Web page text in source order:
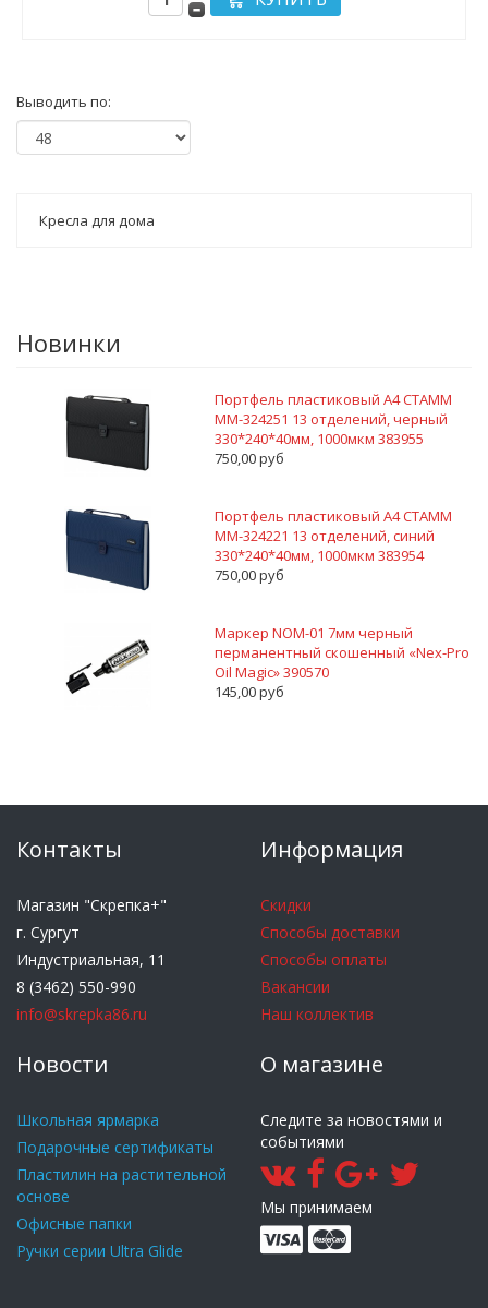
Выводить по:
Кресла для дома
Новинки
Портфель пластиковый А4 СТАММ
ММ-324251 13 отделений, черный
330*240*40мм, 1000мкм 383955
750,00 руб
Портфель пластиковый А4 СТАММ
ММ-324221 13 отделений, синий
330*240*40мм, 1000мкм 383954
750,00 руб
Маркер NOM-01 7мм черный
перманентный скошенный «Nex-Pro
Oil Magic» 390570
145,00 руб
Контакты
Магазин "Скрепка+"
г. Сургут
Индустриальная, 11
8 (3462) 550-990
info@skrepka86.ru
Информация
Скидки
Способы доставки
Способы оплаты
Вакансии
Наш коллектив
Новости
Школьная ярмарка
Подарочные сертификаты
Пластилин на растительной
основе
Офисные папки
Ручки серии Ultra Glide
О магазине
Следите за новостями и
событиями
Мы принимаем